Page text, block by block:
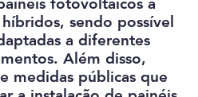
fotovoltaicos a
sendo possível
a diferentes
Além disso,
medidas públicas que